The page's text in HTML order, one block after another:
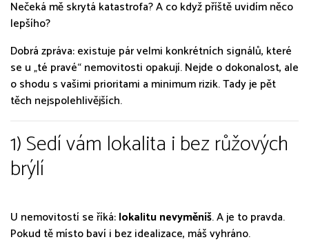
Nečeká mě skrytá katastrofa? A co když příště uvidím něco
lepšího?
Dobrá zpráva: existuje pár velmi konkrétních signálů, které
se u „té pravé“ nemovitosti opakují. Nejde o dokonalost, ale
o shodu s vašimi prioritami a minimum rizik. Tady je pět
těch nejspolehlivějších.
1) Sedí vám lokalita i bez růžových
brýlí
U nemovitostí se říká:lokalitu nevyměníš. A je to pravda.
Pokud tě místo baví i bez idealizace, máš vyhráno.